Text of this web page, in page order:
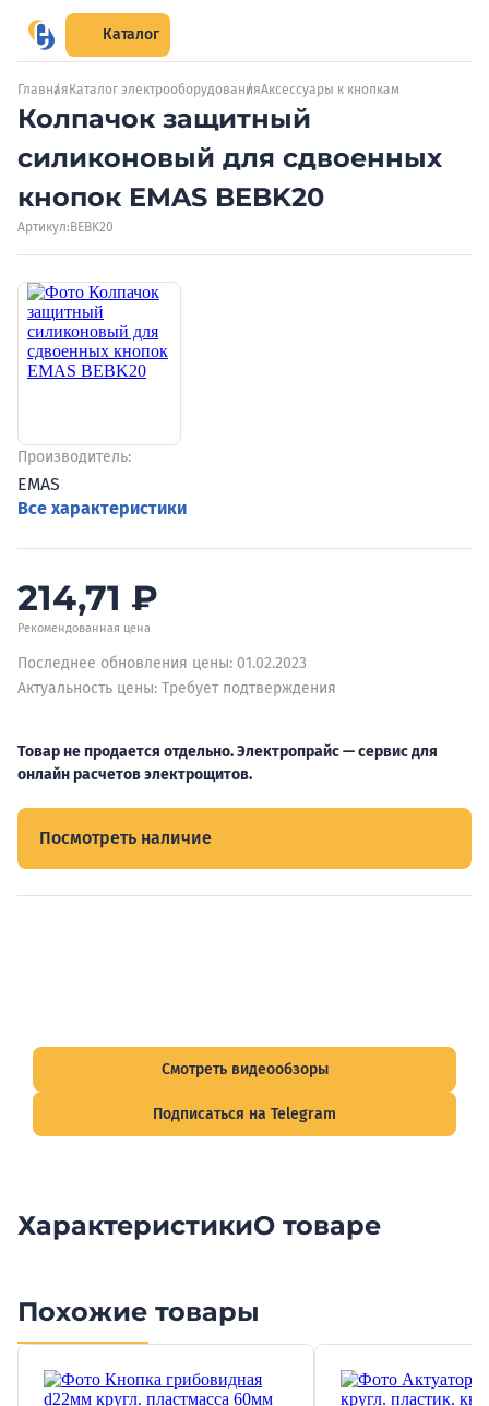
Каталог
Главная Каталог электрооборудованияАксессуары к кнопкам
Колпачок защитный
силиконовый для сдвоенных
кнопок EMAS BEBK20
Артикул: BEBK20
Производитель:
EMAS
Все характеристики
214,71 ₽
Рекомендованная цена
Последнее обновления цены: 01.02.2023
Актуальность цены: Требует подтверждения
Товар не продается отдельно. Электропрайс — сервис для
онлайн расчетов электрощитов.
Посмотреть наличие
Смотреть видеообзоры
Подписаться на Telegram
ХарактеристикиО товаре
Похожие товары